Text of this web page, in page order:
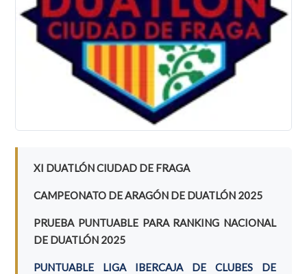
XI DUATLÓN CIUDAD DE FRAGA
CAMPEONATO DE ARAGÓN DE DUATLÓN 2025
PRUEBA PUNTUABLE PARA RANKING NACIONAL
DE DUATLÓN 2025
PUNTUABLE LIGA IBERCAJA DE CLUBES DE